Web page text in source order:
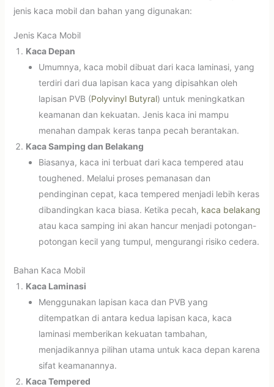
jenis kaca mobil dan bahan yang digunakan:
Jenis Kaca Mobil
Kaca Depan
Umumnya, kaca mobil dibuat dari kaca laminasi, yang
terdiri dari dua lapisan kaca yang dipisahkan oleh
lapisan PVB (Polyvinyl Butyral) untuk meningkatkan
keamanan dan kekuatan. Jenis kaca ini mampu
menahan dampak keras tanpa pecah berantakan.
Kaca Samping dan Belakang
Biasanya, kaca ini terbuat dari kaca tempered atau
toughened. Melalui proses pemanasan dan
pendinginan cepat, kaca tempered menjadi lebih keras
dibandingkan kaca biasa. Ketika pecah, kaca belakang
atau kaca samping ini akan hancur menjadi potongan-
potongan kecil yang tumpul, mengurangi risiko cedera.
Bahan Kaca Mobil
Kaca Laminasi
Menggunakan lapisan kaca dan PVB yang
ditempatkan di antara kedua lapisan kaca, kaca
laminasi memberikan kekuatan tambahan,
menjadikannya pilihan utama untuk kaca depan karena
sifat keamanannya.
Kaca Tempered